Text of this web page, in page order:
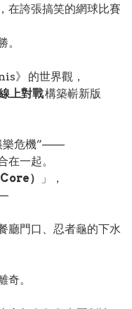
在誇張搞笑的網球比賽
。
》 的世界觀，
上對戰構築嶄新版
樂危機”——
在一起。
）
」，
廳門口、忍者龜的下水
。